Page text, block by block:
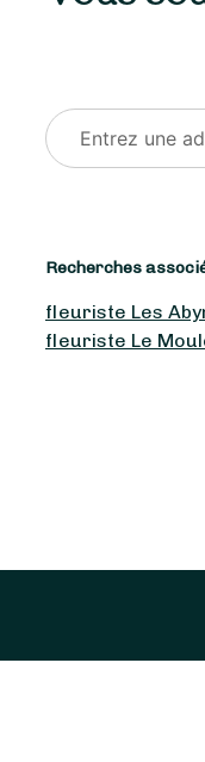
Recherches
fleuriste Les
fleuriste Le